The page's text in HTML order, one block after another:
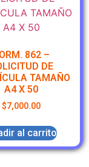
862 –
DE
TAMAÑO
A4 X 50
$7,000.00
al carrito